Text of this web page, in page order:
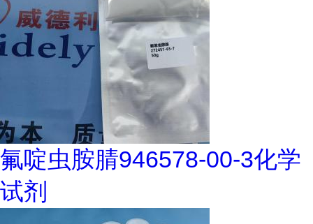
氟啶虫胺腈946578-00-3化学
试剂